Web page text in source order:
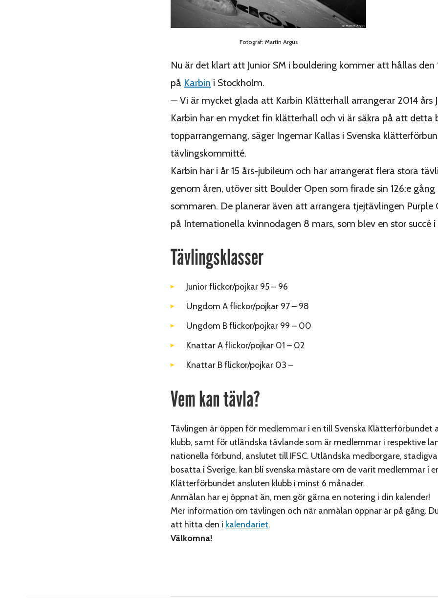
Fotograf: Martin Argus
Nu är det klart att Junior SM i bouldering kommer att hållas den
på Karbin i Stockholm.
— Vi är mycket glada att Karbin Klätterhall arrangerar 2014 års
Karbin har en mycket fin klätterhall och vi är säkra på att detta
topparrangemang, säger Ingemar Kallas i Svenska
tävlingskommitté.
Karbin har i år 15 års-jubileum och har arrangerat flera stora
genom åren, utöver sitt Boulder Open som firade sin 126:e gång
sommaren. De planerar även att arrangera tjejtävlingen Purple
på Internationella kvinnodagen 8 mars, som blev en stor succé i
Tävlingsklasser
Junior flickor/pojkar 95 – 96
Ungdom A flickor/pojkar 97 – 98
Ungdom B flickor/pojkar 99 – 00
Knattar A flickor/pojkar 01 – 02
Knattar B flickor/pojkar 03 –
Vem kan tävla?
Tävlingen är öppen för medlemmar i en till Svenska Klätterförbundet
klubb, samt för utländska tävlande som är medlemmar i respektive
nationella förbund, anslutet till IFSC. Utländska medborgare,
bosatta i Sverige, kan bli svenska mästare om de varit medlemmar i
Klätterförbundet ansluten klubb i minst 6 månader.
Anmälan har ej öppnat än, men gör gärna en notering i din kalender!
Mer information om tävlingen och när anmälan öppnar är på gång.
att hitta den i kalendariet.
Välkomna!